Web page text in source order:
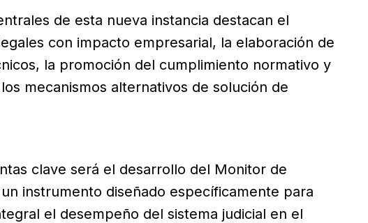
de esta nueva instancia destacan el
con impacto empresarial, la elaboración de
la promoción del cumplimiento normativo y
mecanismos alternativos de solución de
clave será el desarrollo del Monitor de
un instrumento diseñado específicamente para
el desempeño del sistema judicial en el